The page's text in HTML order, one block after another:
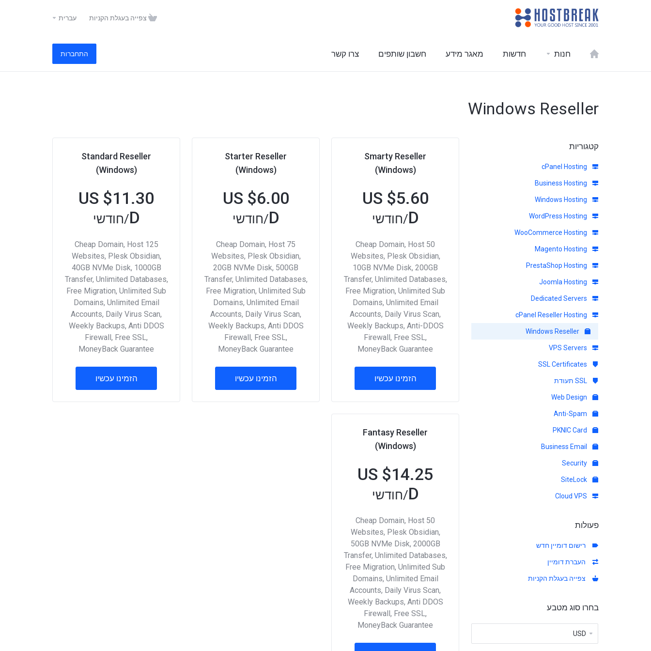
צפייה בעגלת הקניות עברית
חנות חדשות מאגר מידע חשבון שותפים צרו קשר התחברות
Windows Reseller
קטגוריות
פעולות
רישום דומיין חדש
העברת דומיין
צפייה בעגלת הקניות
בחרו סוג מטבע
Smarty Reseller
(Windows)
$5.60 US
D/חודשי
Cheap Domain, Host 50
Websites, Plesk Obsidian,
10GB NVMe Disk, 200GB
Transfer, Unlimited Databases,
Free Migration, Unlimited Sub
Domains, Unlimited Email
Accounts, Daily Virus Scan,
Weekly Backups, Anti-DDOS
Firewall, Free SSL,
MoneyBack Guarantee
הזמינו עכשיו
Starter Reseller
(Windows)
$6.00 US
D/חודשי
Cheap Domain, Host 75
Websites, Plesk Obsidian,
20GB NVMe Disk, 500GB
Transfer, Unlimited Databases,
Free Migration, Unlimited Sub
Domains, Unlimited Email
Accounts, Daily Virus Scan,
Weekly Backups, Anti DDOS
Firewall, Free SSL,
MoneyBack Guarantee
הזמינו עכשיו
Standard Reseller
(Windows)
$11.30 US
D/חודשי
Cheap Domain, Host 125
Websites, Plesk Obsidian,
40GB NVMe Disk, 1000GB
Transfer, Unlimited Databases,
Free Migration, Unlimited Sub
Domains, Unlimited Email
Accounts, Daily Virus Scan,
Weekly Backups, Anti DDOS
Firewall, Free SSL,
MoneyBack Guarantee
הזמינו עכשיו
Fantasy Reseller
(Windows)
$14.25 US
D/חודשי
Cheap Domain, Host 50
Websites, Plesk Obsidian,
50GB NVMe Disk, 2000GB
Transfer, Unlimited Databases,
Free Migration, Unlimited Sub
Domains, Unlimited Email
Accounts, Daily Virus Scan,
Weekly Backups, Anti DDOS
Firewall, Free SSL,
MoneyBack Guarantee